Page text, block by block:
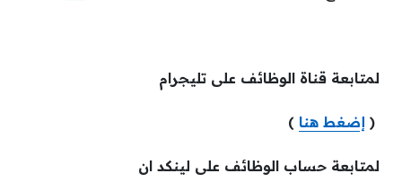
لمتابعة قناة الوظائف على تليجرام
( إضغط هنا )
لمتابعة حساب الوظائف على لينكد ان